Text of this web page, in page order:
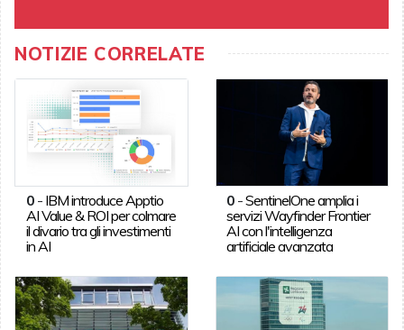
NOTIZIE CORRELATE
0- IBM introduce Apptio
AI Value & ROI per colmare
il divario tra gli investimenti
in AI
0 -SentinelOne amplia i
servizi Wayfinder Frontier
AI con l'intelligenza
artificiale avanzata